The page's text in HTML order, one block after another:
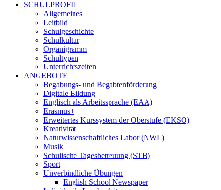
SCHULPROFIL
Allgemeines
Leitbild
Schulgeschichte
Schulkultur
Organigramm
Schultypen
Unterrichtszeiten
ANGEBOTE
Begabungs- und Begabtenförderung
Digitale Bildung
Englisch als Arbeitssprache (EAA)
Erasmus+
Erweitertes Kurssystem der Oberstufe (EKSO)
Kreativität
Naturwissenschaftliches Labor (NWL)
Musik
Schulische Tagesbetreuung (STB)
Sport
Unverbindliche Übungen
English School Newspaper